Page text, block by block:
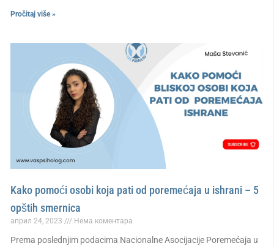
Pročitaj više »
Kako pomoći osobi koja pati od poremećaja u ishrani – 5
opštih smernica
април 24, 2023 Нема коментара
Prema poslednjim podacima Nacionalne Asocijacije Poremećaja u